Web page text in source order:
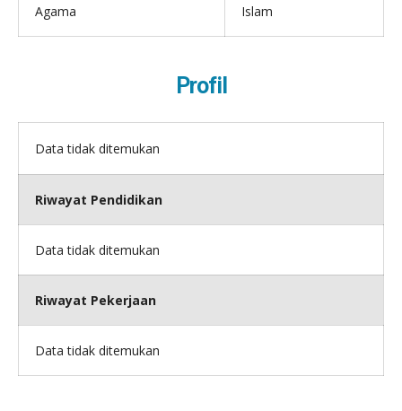
Agama Islam
Profil
Data tidak ditemukan
Riwayat Pendidikan
Data tidak ditemukan
Riwayat Pekerjaan
Data tidak ditemukan